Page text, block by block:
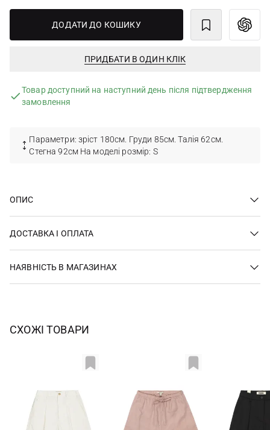
ДОДАТИ ДО КОШИКУ
ПРИДБАТИ В ОДИН КЛІК
Товар доступний на наступний день після підтвердження
замовлення
Параметри: зріст 180см. Груди 85см. Талія 62см.
Стегна 92см На моделі розмір: S
ОПИС
ДОСТАВКА І ОПЛАТА
НАЯВНІСТЬ В МАГАЗИНАХ
СХОЖІ ТОВАРИ